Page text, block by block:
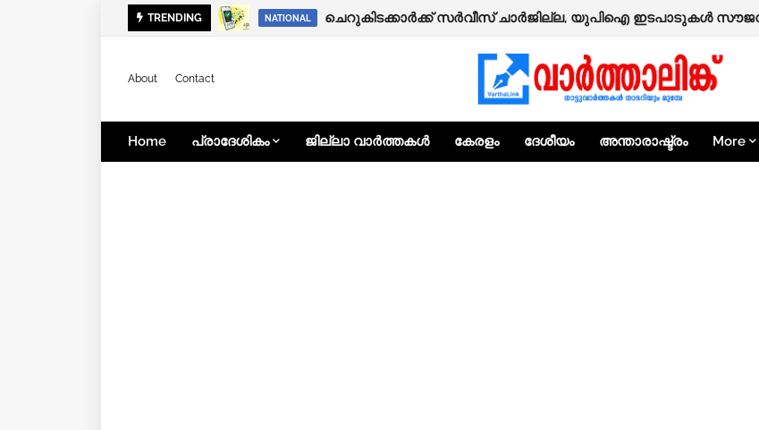
TRENDING NATIONAL
KOZHIKODE
About Contact
Home പ്രാദേശികം ജില്ലാ വാർത്തകൾ കേരളം ദേശീയം അന്താരാഷ്ട്രം More